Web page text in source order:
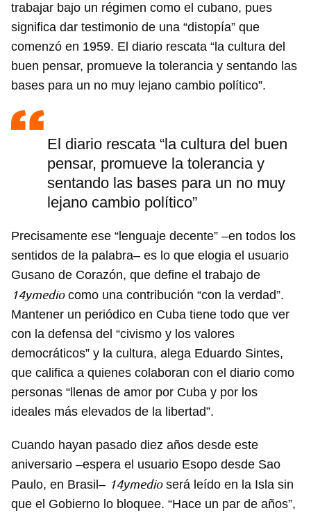
Guardar como favorito
Para poder guardar como favorito, primero has de
INICIAR SESIÓN CANCELAR
trabajar bajo un régimen como el cubano, pues
significa dar testimonio de una “distopía” que
comenzó en 1959. El diario rescata “la cultura del
buen pensar, promueve la tolerancia y sentando las
bases para un no muy lejano cambio político”.
El diario rescata “la cultura del buen
pensar, promueve la tolerancia y
sentando las bases para un no muy
lejano cambio político”
Precisamente ese “lenguaje decente” –en todos los
sentidos de la palabra– es lo que elogia el usuario
Gusano de Corazón, que define el trabajo de
14ymediocomo una contribución “con la verdad”.
Mantener un periódico en Cuba tiene todo que ver
con la defensa del “civismo y los valores
democráticos” y la cultura, alega Eduardo Sintes,
que califica a quienes colaboran con el diario como
personas “llenas de amor por Cuba y por los
ideales más elevados de la libertad”.
Cuando hayan pasado diez años desde este
aniversario –espera el usuario Esopo desde Sao
Paulo, en Brasil– 14ymedioserá leído en la Isla sin
que el Gobierno lo bloquee. “Hace un par de años”,